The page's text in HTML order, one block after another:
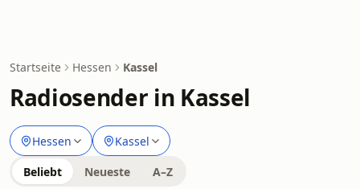
Startseite Hessen Kassel
Radiosender in Kassel
Hessen Kassel
Beliebt Neueste A–Z